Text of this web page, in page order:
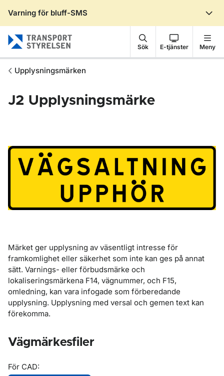
Varning för bluff-SMS
Sök E-tjänster Meny
Upplysningsmärken
J2 Upplysningsmärke
Märket ger upplysning av väsentligt intresse för
framkomlighet eller säkerhet som inte kan ges på annat
sätt. Varnings- eller förbudsmärke och
lokaliseringsmärkena F14, vägnummer, och F15,
omledning, kan vara infogade som förberedande
upplysning. Upplysning med versal och gemen text kan
förekomma.
Vägmärkesfiler
För CAD: